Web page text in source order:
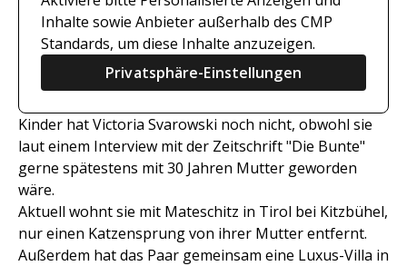
Inhalte sowie Anbieter außerhalb des CMP
Standards, um diese Inhalte anzuzeigen.
Privatsphäre-Einstellungen
Kinder hat Victoria Svarowski noch nicht, obwohl sie
laut einem Interview mit der Zeitschrift "Die Bunte"
gerne spätestens mit 30 Jahren Mutter geworden
wäre.
Aktuell wohnt sie mit Mateschitz in Tirol bei Kitzbühel,
nur einen Katzensprung von ihrer Mutter entfernt.
Außerdem hat das Paar gemeinsam eine Luxus-Villa in